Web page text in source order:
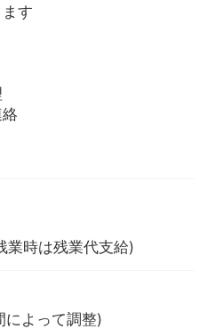
す
業時は残業代支給)
よって調整)